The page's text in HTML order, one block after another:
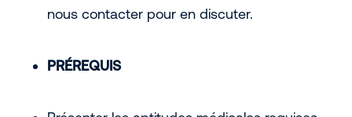
nous contacter pour en discuter.
PRÉREQUIS